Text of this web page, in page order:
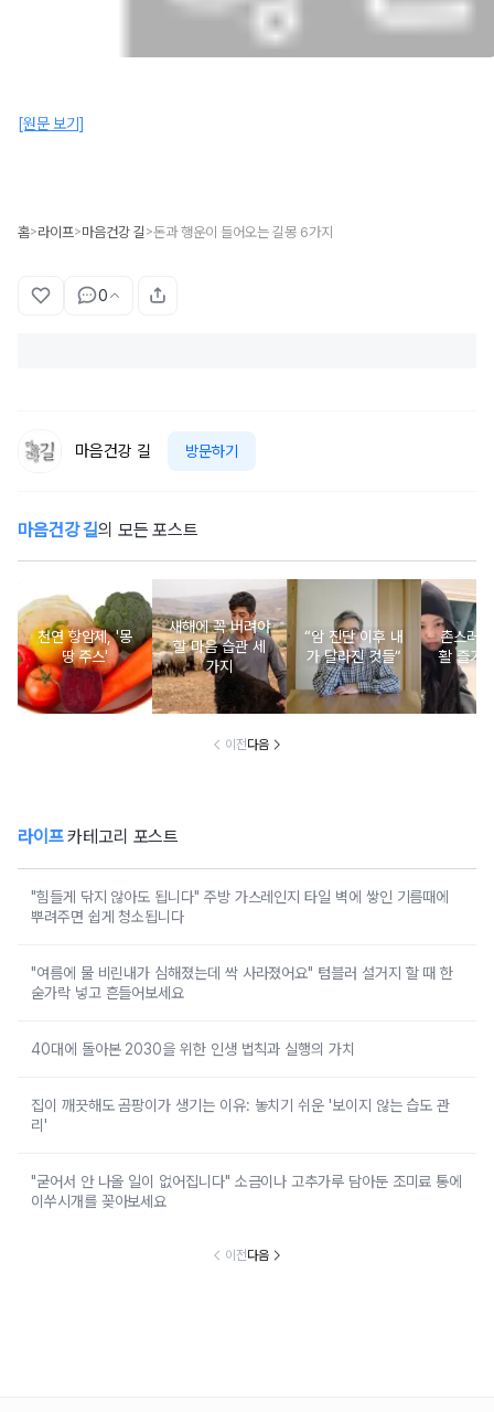
[원문 보기]
홈>라이프>마음건강 길 >돈과 행운이 들어오는 길몽 6가지
0
마음건강 길 방문하기
마음건강 길의 모든 포스트
천연 항암제, '몽
땅 주스'
새해에 꼭 버려야
할 마음 습관 세
가지
“암 진단 이후 내
가 달라진 것들”
촌스러
활 즐기
이전다음
라이프카테고리 포스트
"힘들게 닦지 않아도 됩니다" 주방 가스레인지 타일 벽에 쌓인 기름때에
뿌려주면 쉽게 청소됩니다
"여름에 물 비린내가 심해졌는데 싹 사라졌어요" 텀블러 설거지 할 때 한
숟가락 넣고 흔들어보세요
40대에 돌아본 2030을 위한 인생 법칙과 실행의 가치
집이 깨끗해도 곰팡이가 생기는 이유: 놓치기 쉬운 '보이지 않는 습도 관
리'
"굳어서 안 나올 일이 없어집니다" 소금이나 고추가루 담아둔 조미료 통에
이쑤시개를 꽂아보세요
이전다음